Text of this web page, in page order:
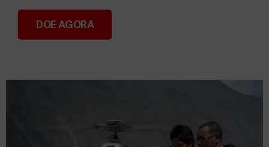
Consignação do IRS 2026
DOE AGORA